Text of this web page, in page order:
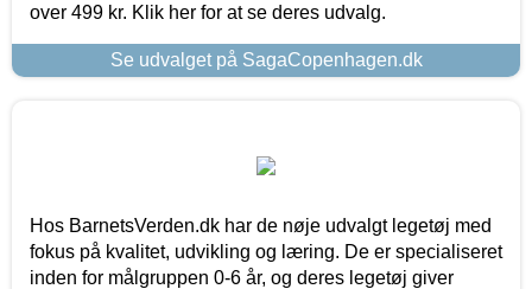
over 499 kr. Klik her for at se deres udvalg.
Se udvalget på SagaCopenhagen.dk
Hos BarnetsVerden.dk har de nøje udvalgt legetøj med
fokus på kvalitet, udvikling og læring. De er specialiseret
inden for målgruppen 0-6 år, og deres legetøj giver